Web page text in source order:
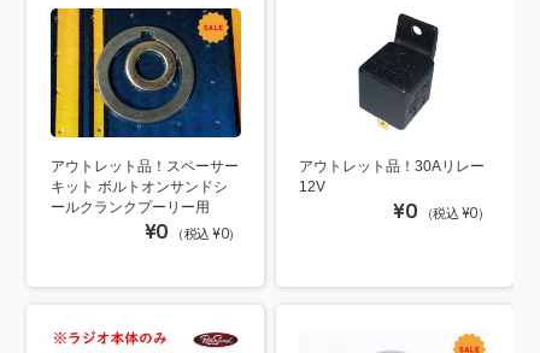
アウトレット品！スペーサー
キット ボルトオンサンドシ
ールクランクプーリー用
¥0 （税込 ¥0）
アウトレット品！30Aリレー
12V
¥0 （税込 ¥0）